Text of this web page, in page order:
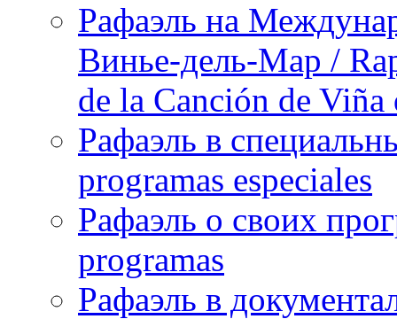
Рафаэль на
Винье-дель-Мар /
de la Canción de
Рафаэль в
programas especiales
Рафаэль о своих
programas
Рафаэль в